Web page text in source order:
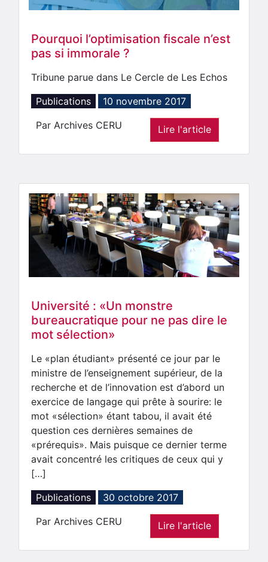
Pourquoi l’optimisation fiscale n’est
pas si immorale ?
Tribune parue dans Le Cercle de Les Echos
Publications
10 novembre 2017
Par Archives CERU
Lire l'article
Université : «Un monstre
bureaucratique pour ne pas dire le
mot sélection»
Le «plan étudiant» présenté ce jour par le
ministre de l’enseignement supérieur, de la
recherche et de l’innovation est d’abord un
exercice de langage qui prête à sourire: le
mot «sélection» étant tabou, il avait été
question ces dernières semaines de
«prérequis». Mais puisque ce dernier terme
avait concentré les critiques de ceux qui y
[…]
Publications
30 octobre 2017
Par Archives CERU
Lire l'article